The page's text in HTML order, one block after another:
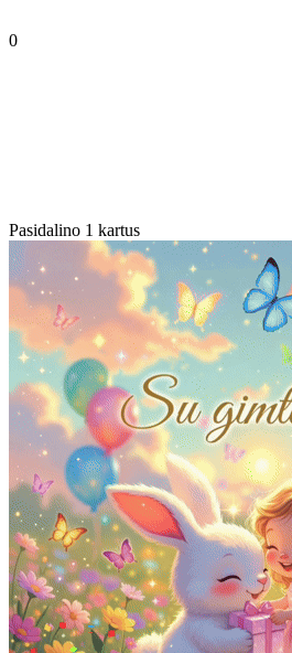
0
Pasidalino 1 kartus